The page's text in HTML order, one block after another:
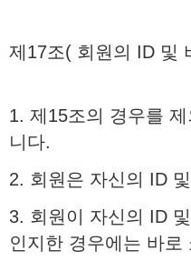
제17조( 회원의 ID 및
1. 제15조의 경우를
니다.
2. 회원은 자신의 ID
3. 회원이 자신의 ID
인지한 경우에는 바